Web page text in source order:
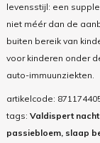
levensstijl: een
niet méér dan de
buiten bereik van
voor kinderen onder
auto-immuunziekten.
artikelcode:
tags: Valdispert
passiebloem, slaap